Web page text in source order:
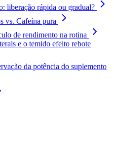
liberação rápida ou gradual?
vs. Cafeína pura
de rendimento na rotina
e o temido efeito rebote
da potência do suplemento